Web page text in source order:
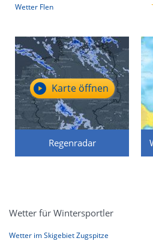
Wetter Flen
Regenradar
Karte öffnen
Wetter für Wintersportler
Wetter im Skigebiet Zugspitze